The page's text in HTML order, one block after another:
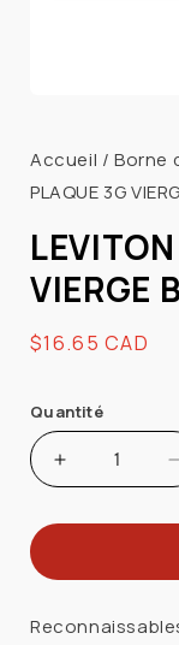
1
dans
fenêtre
modale
Accueil /Borne
PLAQUE 3G
VIERGE
Prix
$16.65 CAD
Quantité
Augmenter
quantité
LEVITON
88033